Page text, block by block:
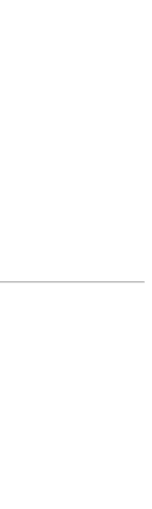
าน รับจ้างโพสต์อสัง
การโพสต์ขายอสังหา
หน้าแรกได้จริงๆ
เชื่อถือได้จริง รับ
ไม่มีค่านายหน้า
ได้มากกว่า ที่เดียว ที่